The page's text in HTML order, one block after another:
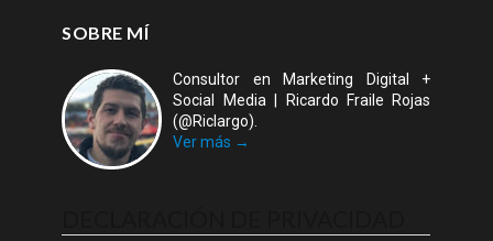
SOBRE MÍ
Consultor en Marketing Digital +
Social Media | Ricardo Fraile Rojas
(@Riclargo).
Ver más →